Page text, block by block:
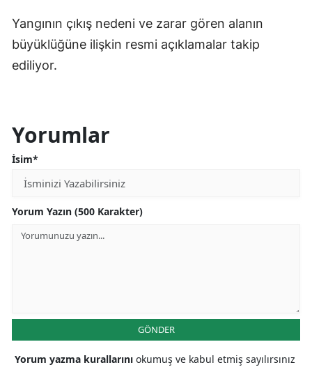
Yangının çıkış nedeni ve zarar gören alanın
büyüklüğüne ilişkin resmi açıklamalar takip
ediliyor.
Yorumlar
İsim*
Yorum Yazın (500 Karakter)
GÖNDER
Yorum yazma kurallarını okumuş ve kabul etmiş sayılırsınız